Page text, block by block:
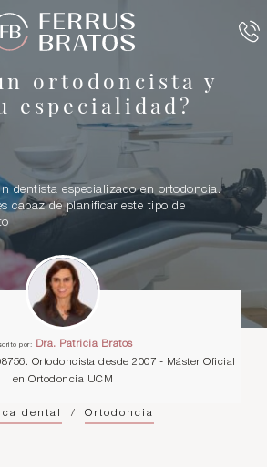
ortodoncista y
especialidad?
dentista especializado en ortodoncia.
capaz de planificar este tipo de
por:
Dra. Patricia Bratos
Ortodoncista desde 2007 - Máster Oficial
en Ortodoncia UCM
dental / Ortodoncia